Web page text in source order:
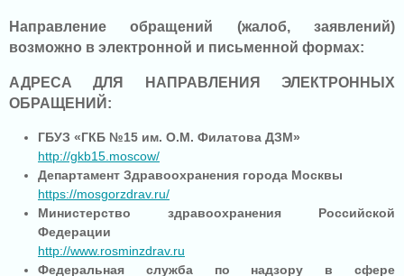
Направление обращений (жалоб, заявлений)
возможно в электронной и письменной формах:
АДРЕСА ДЛЯ НАПРАВЛЕНИЯ ЭЛЕКТРОННЫХ
ОБРАЩЕНИЙ:
ГБУЗ «ГКБ №15 им. О.М. Филатова ДЗМ»
http://gkb15.moscow/
Департамент Здравоохранения города Москвы
https://mosgorzdrav.ru/
Министерство здравоохранения Российской
Федерации
http://www.rosminzdrav.ru
Федеральная служба по надзору в сфере